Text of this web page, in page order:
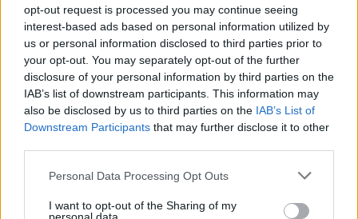
opt-out request is processed you may continue seeing
interest-based ads based on personal information utilized by
us or personal information disclosed to third parties prior to
your opt-out. You may separately opt-out of the further
disclosure of your personal information by third parties on the
IAB’s list of downstream participants. This information may
also be disclosed by us to third parties on the IAB’s List of
Downstream Participants that may further disclose it to other
Please note that this website/app uses one or more Google
not limited to your visit or usage behaviour. You may click to
Personal Data Processing Opt Outs
I want to opt-out of the Sharing of my
Campona:
4, hiszen minden van benne, ami kell. Kicsit szűkös a
hely, a szék sem túl kényelmes, ráadásul a nagyobb
babák már a buksijukat is bevernék szoptatás
közben. Ha van veled valaki, akkor ő már nem
nagyon fér be és az ajtót nem tudtam belülről
bezárni
IKEA hangulatú, kényelmes szopifotellel (mondjuk
frankó), teljesen ok pelenkázóval. Annyi a hibája,